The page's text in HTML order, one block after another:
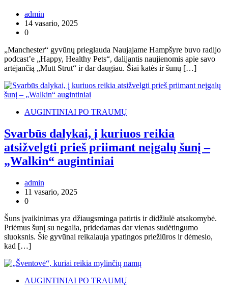
admin
14 vasario, 2025
0
„Manchester“ gyvūnų prieglauda Naujajame Hampšyre buvo radijo
podcast’e „Happy, Healthy Pets“, dalijantis naujienomis apie savo
artėjančią „Mutt Strut“ ir dar daugiau. Šiai katės ir šunų […]
AUGINTINIAI PO TRAUMŲ
Svarbūs dalykai, į kuriuos reikia
atsižvelgti prieš priimant neįgalų šunį –
„Walkin“ augintiniai
admin
11 vasario, 2025
0
Šuns įvaikinimas yra džiaugsminga patirtis ir didžiulė atsakomybė.
Priėmus šunį su negalia, pridedamas dar vienas sudėtingumo
sluoksnis. Šie gyvūnai reikalauja ypatingos priežiūros ir dėmesio,
kad […]
AUGINTINIAI PO TRAUMŲ